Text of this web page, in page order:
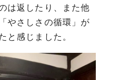
は返したり、また他
やさしさの循環」が
と感じました。